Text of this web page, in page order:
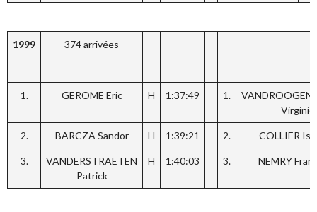
1999 374 arrivées
1. GEROME Eric H 1:37:49 1.
Virginie
2. BARCZA Sandor H 1:39:21 2. COLLIER
3.
VANDERSTRAETEN
Patrick
H 1:40:03 3. NEMRY